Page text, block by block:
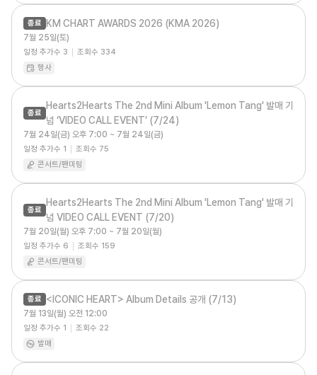
종료 KM CHART AWARDS 2026 (KMA 2026)
7월 25일(토)
일정 추가수 3 조회수 334
행사
종료
Hearts2Hearts The 2nd Mini Album 'Lemon Tang' 발매 기
념 ‘VIDEO CALL EVENT’ (7/24)
7월 24일(금) 오후 7:00 ~ 7월 24일(금)
일정 추가수 1 조회수 75
콘서트/팬미팅
종료
Hearts2Hearts The 2nd Mini Album 'Lemon Tang' 발매 기
념 VIDEO CALL EVENT (7/20)
7월 20일(월) 오후 7:00 ~ 7월 20일(월)
일정 추가수 6 조회수 159
콘서트/팬미팅
종료 <ICONIC HEART> Album Details 공개 (7/13)
7월 13일(월) 오전 12:00
일정 추가수 1 조회수 22
발매